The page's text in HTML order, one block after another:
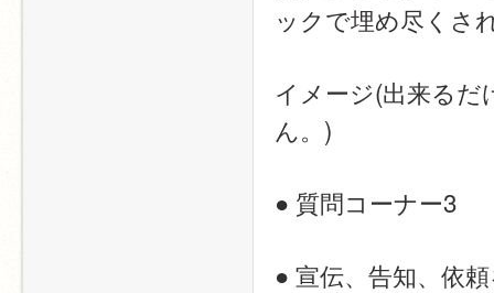
ックで埋め尽くさ
イメージ(出来る
ん。)
● 質問コーナー3
● 宣伝、告知、依